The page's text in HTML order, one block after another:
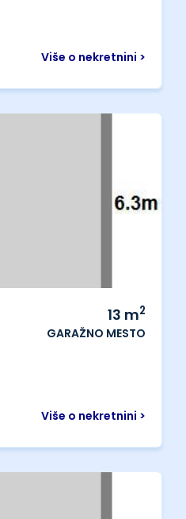
Više o nekretnini >
13 m2
GARAŽNO MESTO
Više o nekretnini >